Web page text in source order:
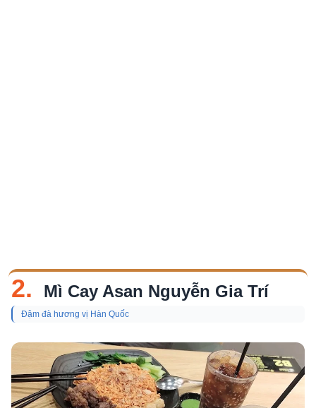
2. Mì Cay Asan Nguyễn Gia Trí
Đậm đà hương vị Hàn Quốc